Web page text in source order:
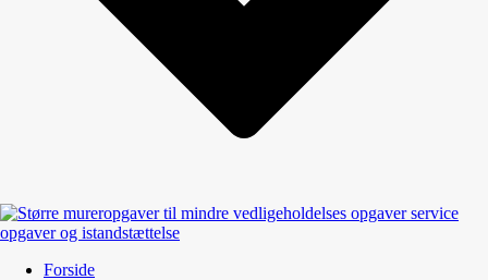
Forside